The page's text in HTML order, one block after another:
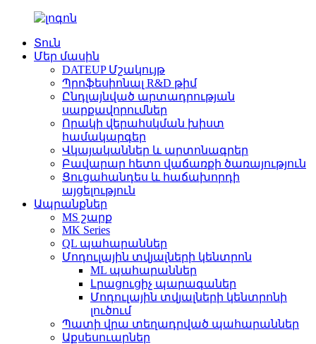
Տուն
Մեր մասին
DATEUP Մշակույթ
Պրոֆեսիոնալ R&D թիմ
Ընդլայնված արտադրության
սարքավորումներ
Որակի վերահսկման խիստ
համակարգեր
Վկայականներ և արտոնագրեր
Բավարար հետո վաճառքի ծառայություն
Ցուցահանդես և հաճախորդի
այցելություն
Ապրանքներ
MS շարք
MK Series
QL պահարաններ
Մոդուլային տվյալների կենտրոն
ML պահարաններ
Լրացուցիչ պարագաներ
Մոդուլային տվյալների կենտրոնի
լուծում
Պատի վրա տեղադրված պահարաններ
Աքսեսուարներ